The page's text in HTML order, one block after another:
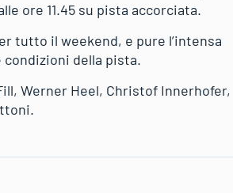
ore 11.45 su pista accorciata.
tutto il weekend, e pure l’intensa
della pista.
Werner Heel, Christof Innerhofer,